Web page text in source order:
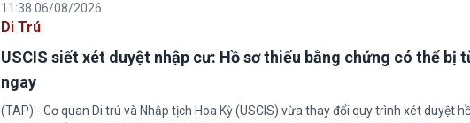
11:38 06/08/2026
Di Trú
USCIS siết xét duyệt nhập cư: Hồ sơ thiếu bằng chứng có thể bị
ngay
(TAP) - Cơ quan Di trú và Nhập tịch Hoa Kỳ (USCIS) vừa thay đổi quy trình xét duyệt